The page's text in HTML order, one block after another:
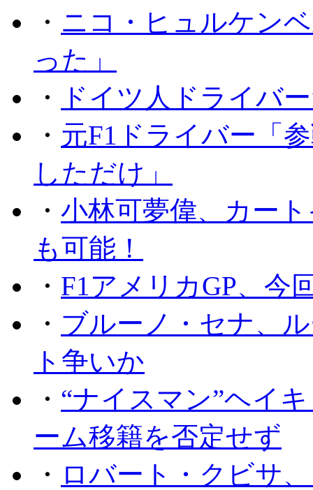
・ ニコ・ヒュルケン
った」
・
ドイツ人ドライバ
・ 元F1ドライバー「
しただけ」
・ 小林可夢偉、カー
も可能！
・ F1アメリカGP、今
・ ブルーノ・セナ、
ト争いか
・ “ナイスマン”ヘイ
ーム移籍を否定せず
・ ロバート・クビサ